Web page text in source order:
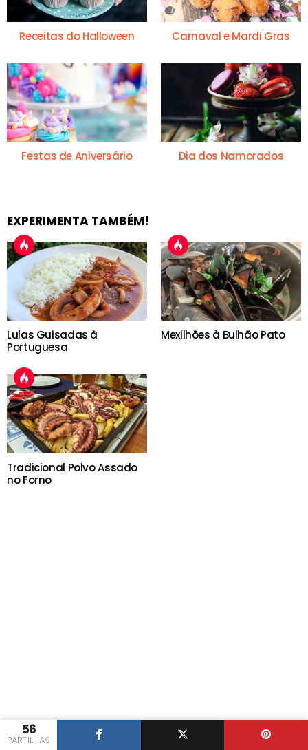
56
PARTILHAS
Receitas do Halloween Carnaval e Mardi Gras
Festas de Aniversário Dia dos Namorados
EXPERIMENTA TAMBÉM!
Lulas Guisadas à
Portuguesa
Mexilhões à Bulhão Pato
Tradicional Polvo Assado
no Forno